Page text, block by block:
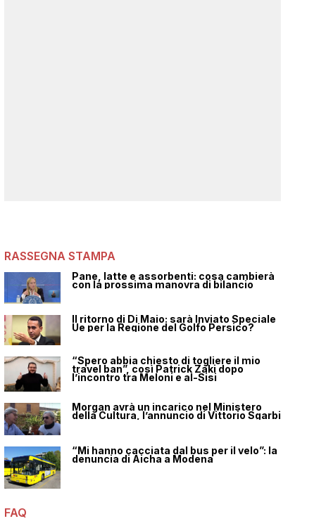
RASSEGNA STAMPA
Pane, latte e assorbenti: cosa cambierà
con la prossima manovra di bilancio
Il ritorno di Di Maio: sarà Inviato Speciale
Ue per la Regione del Golfo Persico?
“Spero abbia chiesto di togliere il mio
travel ban”, così Patrick Zaki dopo
l’incontro tra Meloni e al-Sisi
Morgan avrà un incarico nel Ministero
della Cultura, l’annuncio di Vittorio Sgarbi
“Mi hanno cacciata dal bus per il velo”: la
denuncia di Aicha a Modena
FAQ